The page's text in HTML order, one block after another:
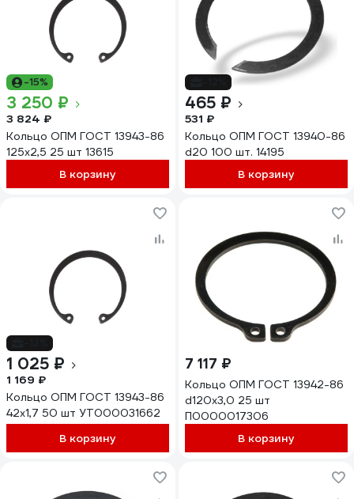
-15%
3 250 ₽
3 824 ₽
Кольцо ОПМ ГОСТ 13943-86
125x2,5 25 шт 13615
В корзину
465 ₽
531 ₽
Кольцо ОПМ ГОСТ 13940-86
d20 100 шт. 14195
В корзину
1 025 ₽
1 169 ₽
Кольцо ОПМ ГОСТ 13943-86
42x1,7 50 шт УТ000031662
В корзину
7 117 ₽
Кольцо ОПМ ГОСТ 13942-86
d120x3,0 25 шт
П0000017306
В корзину